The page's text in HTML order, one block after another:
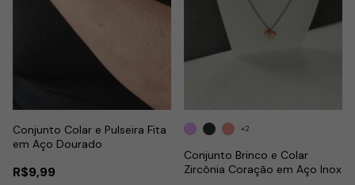
Conjunto Colar e Pulseira Fita
em Aço Dourado
R$9,99
Conjunto Brinco e Colar
Zircônia Coração em Aço Inox
+2